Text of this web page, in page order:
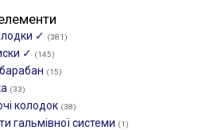
✓ (381)
✓ (145)
(15)
(33)
колодок (38)
гальмівної системи (1)